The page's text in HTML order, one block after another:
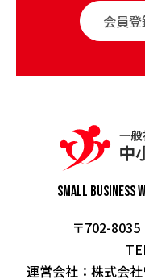
会員登
Small Business
〒702-
運営会社： 株式会